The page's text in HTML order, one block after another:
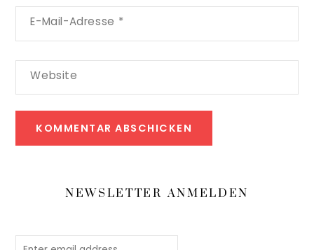
E-Mail-Adresse *
Website
NEWSLETTER ANMELDEN